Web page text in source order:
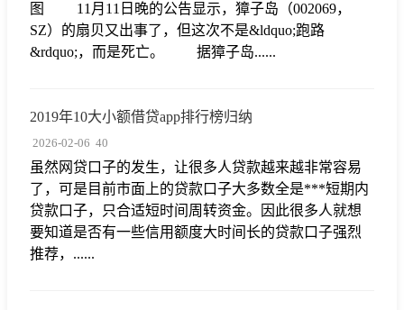
图 11月11日晚的公告显示，獐子岛（002069，
SZ）的扇贝又出事了，但这次不是&ldquo;跑路
&rdquo;，而是死亡。 据獐子岛......
2019年10大小额借贷app排行榜归纳
2026-02-06 40
虽然网贷口子的发生，让很多人贷款越来越非常容易
了，可是目前市面上的贷款口子大多数全是***短期内
贷款口子，只合适短时间周转资金。因此很多人就想
要知道是否有一些信用额度大时间长的贷款口子强烈
推荐，......